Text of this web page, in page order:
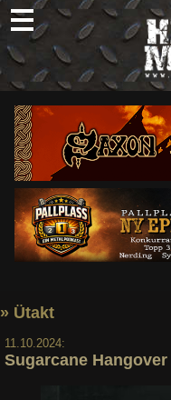
Skip
to
content
Søk
» Ütakt
11.10.2024:
Sugarcane